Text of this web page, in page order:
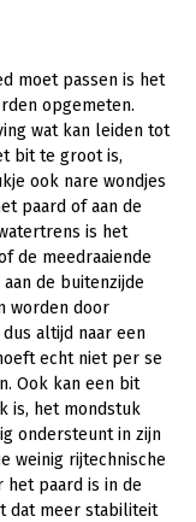
moet passen is het
opgemeten.
wat kan leiden tot
bit te groot is,
ook nare wondjes
paard of aan de
is het
de meedraaiende
de buitenzijde
worden door
altijd naar een
echt niet per se
Ook kan een bit
is, het mondstuk
ondersteunt in zijn
weinig rijtechnische
het paard is in de
dat meer stabiliteit